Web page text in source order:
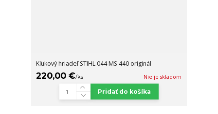
Kľukový hriadeľ STIHL 044 MS 440 originál
220,00 €/ks Nie je skladom
Pridať do košíka